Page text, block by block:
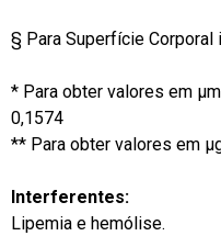
§ Para Superfície Corporal
* Para obter valores em
0,1574
** Para obter valores em
Interferentes:
Lipemia e hemólise.